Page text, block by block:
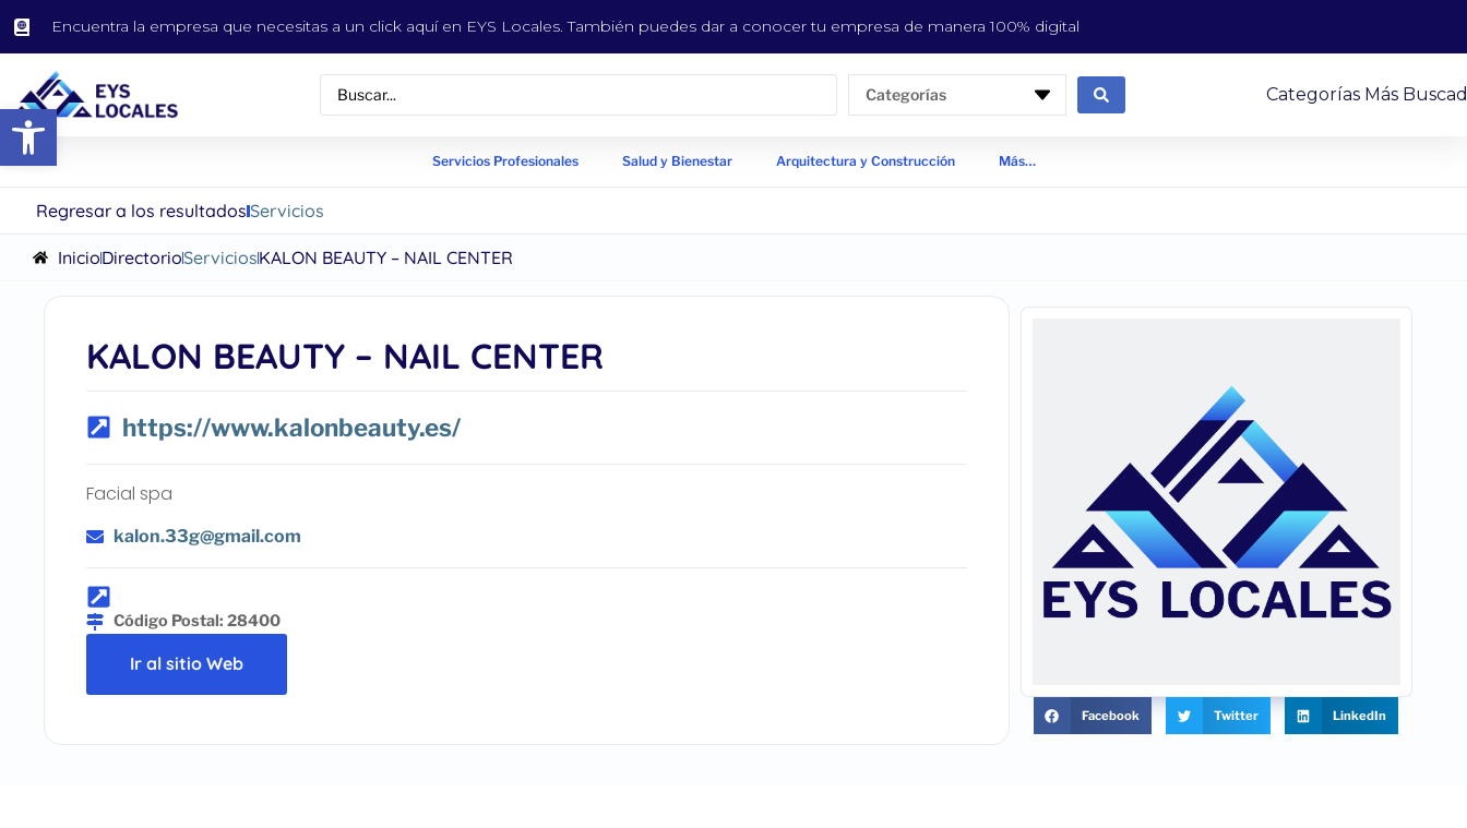
Abrir barra de herramientas
Encuentra la empresa que necesitas a un click aquí en EYS Locales. También puedes dar a conocer tu empresa de manera 100% digital
Categorías Categorías Más
Servicios Profesionales Salud y Bienestar Arquitectura y Construcción Más…
Regresar a los resultadosServicios
InicioDirectorioServiciosKALON BEAUTY – NAIL CENTER
KALON BEAUTY – NAIL CENTER
https://www.kalonbeauty.es/
Facial spa
kalon.33g@gmail.com
Código Postal: 28400
Ir al sitio Web
Facebook Twitter LinkedIn